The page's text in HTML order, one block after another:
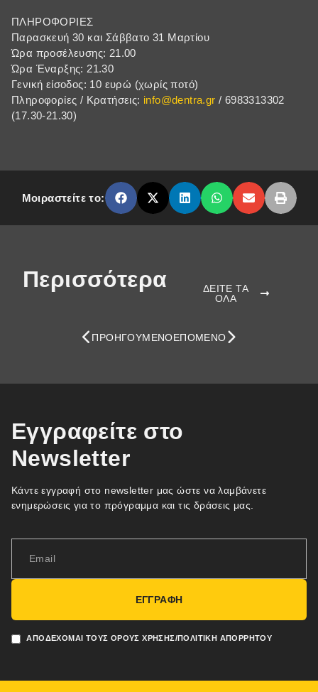
ΠΛΗΡΟΦΟΡΙΕΣ
Παρασκευή 30 και Σάββατο 31 Μαρτίου
Ώρα προσέλευσης: 21.00
Ώρα Έναρξης: 21.30
Γενική είσοδος: 10 ευρώ (χωρίς ποτό)
Πληροφορίες / Κρατήσεις: info@dentra.gr / 6983313302
(17.30-21.30)
Μοιραστείτε το:
Περισσότερα
ΔΕΙΤΕ ΤΑ
ΟΛΑ
ΠΡΟΗΓΟΎΜΕΝΟΕΠΌΜΕΝΟ
Εγγραφείτε στο
Newsletter
Κάντε εγγραφή στο newsletter μας ώστε να λαμβάνετε
ενημερώσεις για το πρόγραμμα και τις δράσεις μας.
ΑΠΟΔΈΧΟΜΑΙ ΤΟΥΣ ΌΡΟΥΣ ΧΡΉΣΗΣ/ΠΟΛΙΤΙΚΉ ΑΠΟΡΡΉΤΟΥ
ΕΓΓΡΑΦΗ